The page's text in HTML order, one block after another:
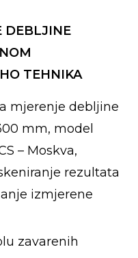
DEBLJINE
TEHNIKA
mjerenje debljine
mm, model
– Moskva,
rezultata
izmjerene
zavarenih